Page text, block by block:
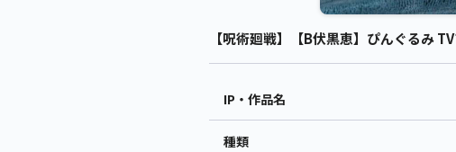
【呪術廻戦】【B伏黒恵】ぴんぐるみ
IP・作品名
種類